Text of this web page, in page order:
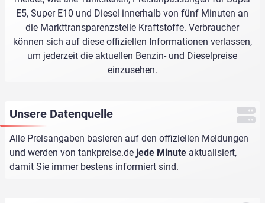
E5, Super E10 und Diesel innerhalb von fünf Minuten an
die Markttransparenzstelle Kraftstoffe. Verbraucher
können sich auf diese offiziellen Informationen verlassen,
um jederzeit die aktuellen Benzin- und Dieselpreise
einzusehen.
Unsere Datenquelle
Alle Preisangaben basieren auf den offiziellen Meldungen
und werden von tankpreise.de jede Minute aktualisiert,
damit Sie immer bestens informiert sind.